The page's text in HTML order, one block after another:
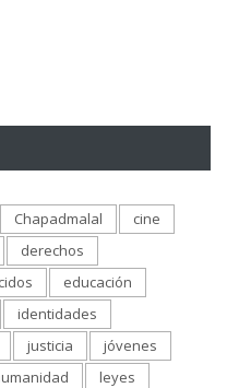
Chapadmalal
cine
derechos
educación
identidades
justicia
jóvenes
leyes